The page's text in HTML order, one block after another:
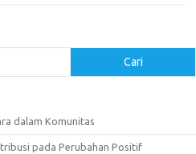
Cari
dalam Komunitas
pada Perubahan Positif